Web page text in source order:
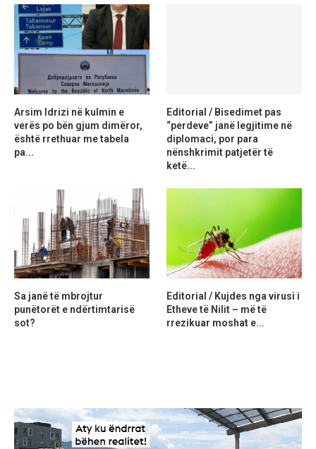
Arsim Idrizi në kulmin e
verës po bën gjum dimëror,
është rrethuar me tabela
pa...
Editorial / Bisedimet pas
“perdeve” janë legjitime në
diplomaci, por para
nënshkrimit patjetër të
ketë...
Sa janë të mbrojtur
punëtorët e ndërtimtarisë
sot?
Editorial / Kujdes nga virusi i
Etheve të Nilit – më të
rrezikuar moshat e...